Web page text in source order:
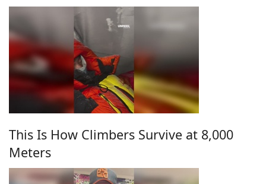
This Is How Climbers Survive at 8,000
Meters